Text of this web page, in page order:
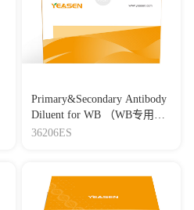
Primary&Secondary Antibody
Diluent for WB （WB专用一
抗二抗稀释液）
36206ES